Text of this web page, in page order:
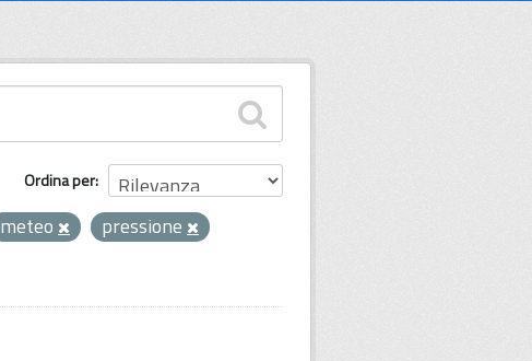
Ordina per
meteo
pressione